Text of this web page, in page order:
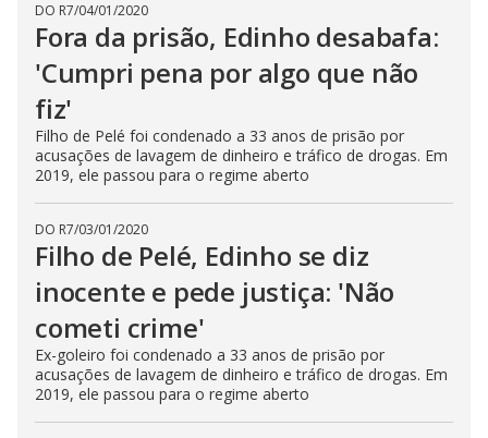
DO R7/04/01/2020
Fora da prisão, Edinho desabafa:
'Cumpri pena por algo que não
fiz'
Filho de Pelé foi condenado a 33 anos de prisão por
acusações de lavagem de dinheiro e tráfico de drogas. Em
2019, ele passou para o regime aberto
DO R7/03/01/2020
Filho de Pelé, Edinho se diz
inocente e pede justiça: 'Não
cometi crime'
Ex-goleiro foi condenado a 33 anos de prisão por
acusações de lavagem de dinheiro e tráfico de drogas. Em
2019, ele passou para o regime aberto